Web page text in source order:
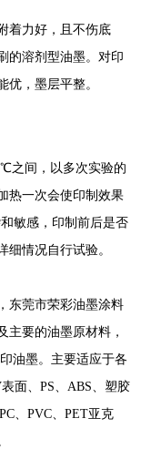
着力好，且不伤底
的溶剂型油墨。对印
优，墨层平整。
之间，以多次实验的
热一次会使印制效果
敏感，印制前后是否
细情况自行试验。
东莞市荣彩油墨涂料
主要的油墨原材料，
油墨。主要适应于各
面、PS、ABS、塑胶
、PVC、PET亚克